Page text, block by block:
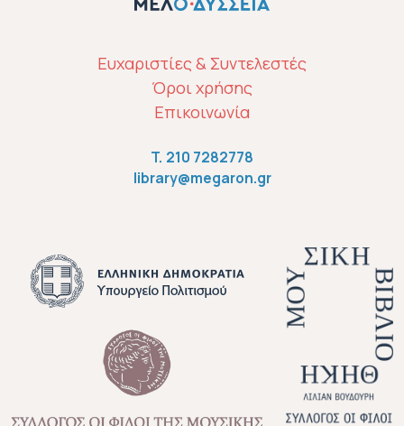
ΜΕΝΟΎ ΥΠΟΣΈΛΙΔΟΥΕυχαριστίες & Συντελεστές
Όροι χρήσης
Επικοινωνία
T. 210 7282778
library@megaron.gr